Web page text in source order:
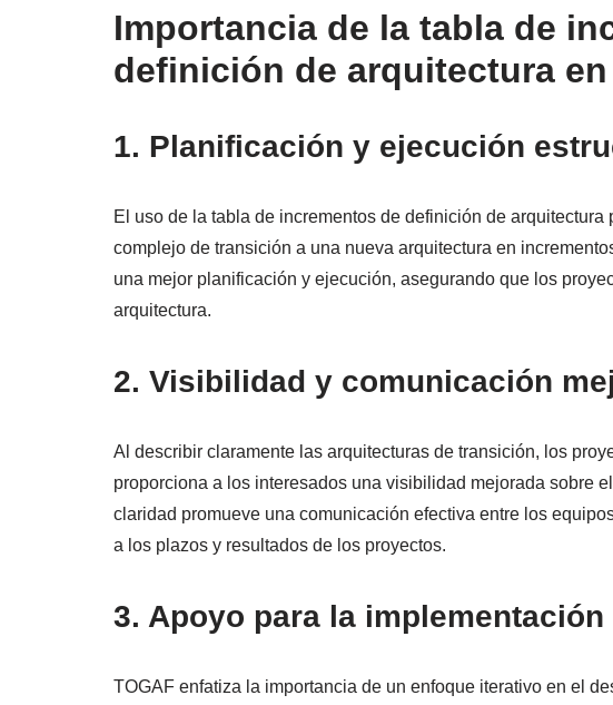
Importancia de la tabla de
definición de arquitectura en
1. Planificación y ejecución
El uso de la tabla de incrementos de definición de
complejo de transición a una nueva arquitectura en
una mejor planificación y ejecución, asegurando que los
arquitectura.
2. Visibilidad y comunicación
Al describir claramente las arquitecturas de transición, los
proporciona a los interesados una visibilidad mejorada sobre
claridad promueve una comunicación efectiva entre los
a los plazos y resultados de los proyectos.
3. Apoyo para la
TOGAF enfatiza la importancia de un enfoque iterativo en el